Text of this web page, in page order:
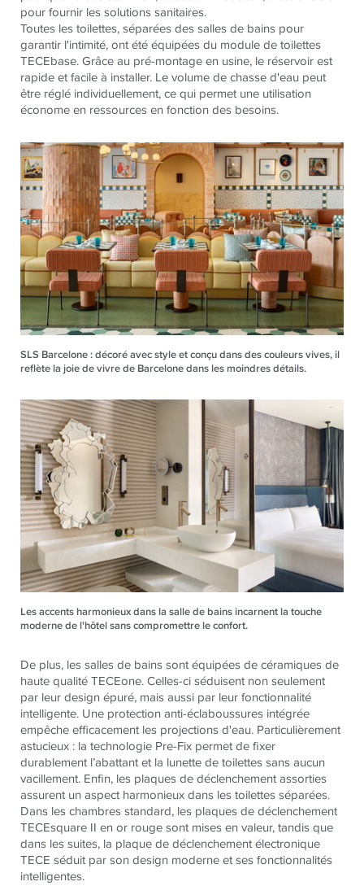
pour fournir les solutions sanitaires.
Toutes les toilettes, séparées des salles de bains pour
garantir l'intimité, ont été équipées du module de toilettes
TECEbase. Grâce au pré-montage en usine, le réservoir est
rapide et facile à installer. Le volume de chasse d'eau peut
être réglé individuellement, ce qui permet une utilisation
économe en ressources en fonction des besoins.
SLS Barcelone : décoré avec style et conçu dans des couleurs vives, il
reflète la joie de vivre de Barcelone dans les moindres détails.
Les accents harmonieux dans la salle de bains incarnent la touche
moderne de l'hôtel sans compromettre le confort.
De plus, les salles de bains sont équipées de céramiques de
haute qualitéTECEone. Celles-ci séduisent non seulement
par leur design épuré, mais aussi par leur fonctionnalité
intelligente. Une protection anti-éclaboussures intégrée
empêche efficacement les projections d'eau. Particulièrement
astucieux : la technologie Pre-Fix permet de fixer
durablement l’abattant et la lunette de toilettes sans aucun
vacillement. Enfin, les plaques de déclenchement assorties
assurent un aspect harmonieux dans les toilettes séparées.
Dans les chambres standard, les plaques de déclenchement
TECEsquare II en or rouge sont mises en valeur, tandis que
dans les suites, la plaque de déclenchement électronique
TECE séduit par son design moderne et ses fonctionnalités
intelligentes.